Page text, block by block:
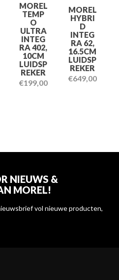
MOREL
TEMP
O
ULTRA
INTEG
RA 402,
10CM
LUIDSP
REKER
€199,00
MOREL
HYBRI
D
INTEG
RA 62,
16.5CM
LUIDSP
REKER
€649,00
NIEUWS &
MOREL!
vol nieuwe producten,